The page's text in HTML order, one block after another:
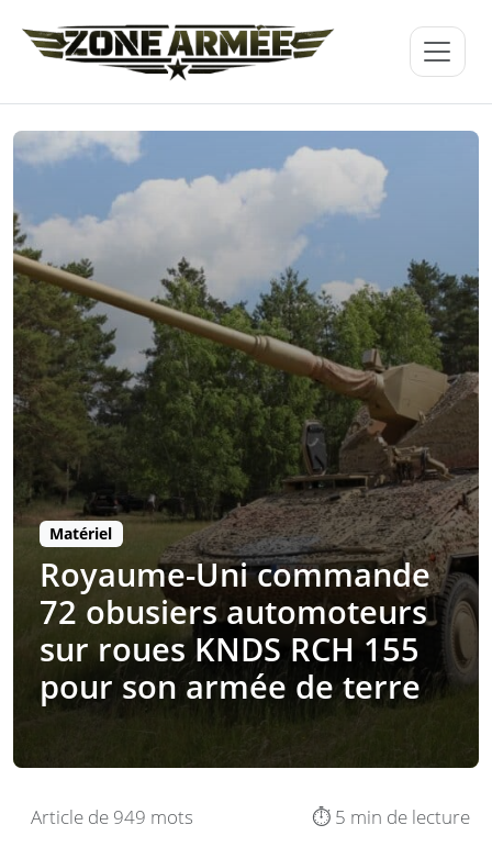
Matériel
Royaume-Uni commande
72 obusiers automoteurs
sur roues KNDS RCH 155
pour son armée de terre
Article de 949 mots ⏱️ 5 min de lecture